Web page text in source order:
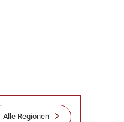
Alle Regionen